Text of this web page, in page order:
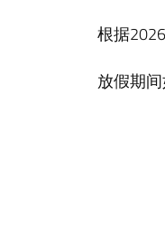
根据
放假期